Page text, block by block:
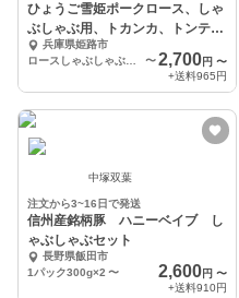
ひょうご雪姫ポークロース、しゃ
ぶしゃぶ用、トカンカ、トンテキ
用 兵庫県姫路市
〜 2,700円 〜
+送料965円
中塚双葉
注文から3~16日で発送
信州産銘柄豚 ハニーベイブ し
ゃぶしゃぶセット
長野県飯田市
1パック300g×2 〜 2,600円 〜
+送料910円